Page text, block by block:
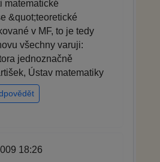
matematické
&quot;teoretické
v MF, to je tedy
všechny varuji:
jednoznačně
Ústav matematiky
18:26